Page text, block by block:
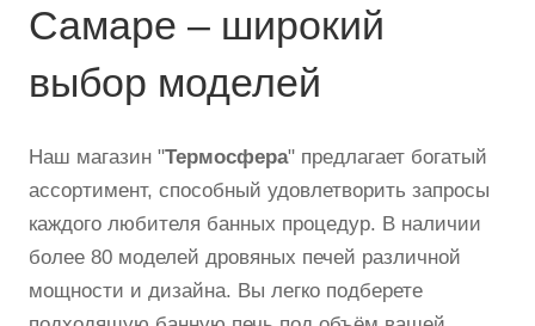
Самаре – широкий
выбор моделей
Наш магазин "Термосфера" предлагает богатый
ассортимент, способный удовлетворить запросы
каждого любителя банных процедур. В наличии
более 80 моделей дровяных печей различной
мощности и дизайна. Вы легко подберете